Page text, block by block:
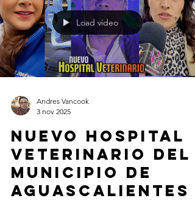
Load video
Andres Vancook
3 nov 2025
NUEVO HOSPITAL
VETERINARIO DEL
MUNICIPIO DE
Aguascalientes